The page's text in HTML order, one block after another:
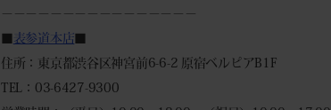
－－－－－－－－－－－－－－－－
■ 表参道本店■
住所：東京都渋谷区神宮前6-6-2 原宿ベルピアB1F
TEL：03-6427-9300